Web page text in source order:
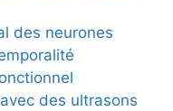
des neurones
des ultrasons